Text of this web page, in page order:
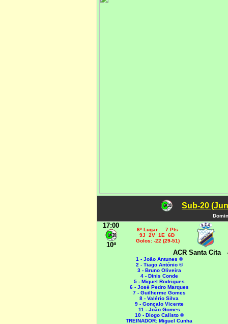
Sub-20
17:00
10ª
6º Lugar 7 Pts
9J 2V 1E 6D
Golos: -22 (29-51)
ACR Santa Cita
1 - João Antunes ®
2 - Tiago António ©
3 - Bruno Oliveira
4 - Dinis Conde
5 - Miguel Rodrigues
6 - José Pedro Marques
7 - Guilherme Gomes
8 - Valério Silva
9 - Gonçalo Vicente
11 - João Gomes
10 - Diogo Calisto ®
TREINADOR: Miguel Cunha